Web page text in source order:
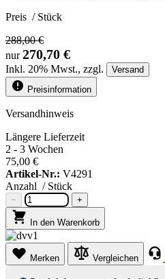
Preis / Stück
288,00 €
nur270,70 €
Inkl. 20% Mwst., zzgl.
Versand
Preisinformation
Versandhinweis
Längere Lieferzeit
2 - 3 Wochen
75,00 €
Artikel-Nr.: V4291
Anzahl / Stück
− +
In den Warenkorb
Merken Vergleichen